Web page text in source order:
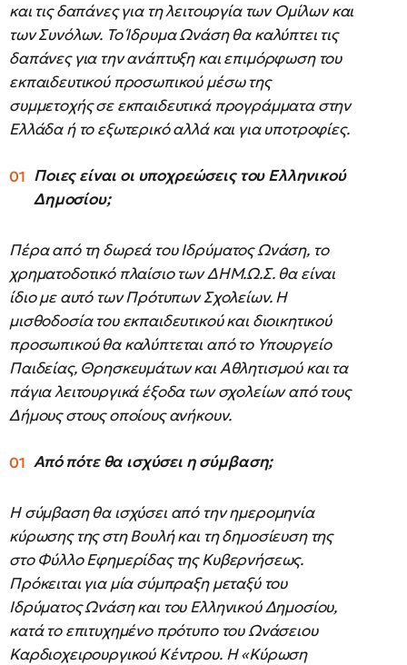
και τις δαπάνες για τη λειτουργία των Ομίλων και
των Συνόλων. Το Ίδρυμα Ωνάση θα καλύπτει τις
δαπάνες για την ανάπτυξη και επιμόρφωση του
εκπαιδευτικού προσωπικού μέσω της
συμμετοχής σε εκπαιδευτικά προγράμματα στην
Ελλάδα ή το εξωτερικό αλλά και για υποτροφίες.
Ποιες είναι οι υποχρεώσεις του Ελληνικού
Δημοσίου;
Πέρα από τη δωρεά του Ιδρύματος Ωνάση, το
χρηματοδοτικό πλαίσιο των ΔΗΜ.Ω.Σ. θα είναι
ίδιο με αυτό των Πρότυπων Σχολείων. Η
μισθοδοσία του εκπαιδευτικού και διοικητικού
προσωπικού θα καλύπτεται από το Υπουργείο
Παιδείας, Θρησκευμάτων και Αθλητισμού και τα
πάγια λειτουργικά έξοδα των σχολείων από τους
Δήμους στους οποίους ανήκουν.
Από πότε θα ισχύσει η σύμβαση;
Η σύμβαση θα ισχύσει από την ημερομηνία
κύρωσης της στη Βουλή και τη δημοσίευση της
στο Φύλλο Εφημερίδας της Κυβερνήσεως.
Πρόκειται για μία σύμπραξη μεταξύ του
Ιδρύματος Ωνάση και του Ελληνικού Δημοσίου,
κατά το επιτυχημένο πρότυπο του Ωνάσειου
Καρδιοχειρουργικού Κέντρου. Η «Κύρωση